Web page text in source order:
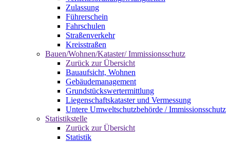
Zulassung
Führerschein
Fahrschulen
Straßenverkehr
Kreisstraßen
Bauen/Wohnen/Kataster/ Immissionsschutz
Zurück zur Übersicht
Bauaufsicht, Wohnen
Gebäudemanagement
Grundstückswertermittlung
Liegenschaftskataster und Vermessung
Untere Umweltschutzbehörde / Immissionsschutz
Statistikstelle
Zurück zur Übersicht
Statistik